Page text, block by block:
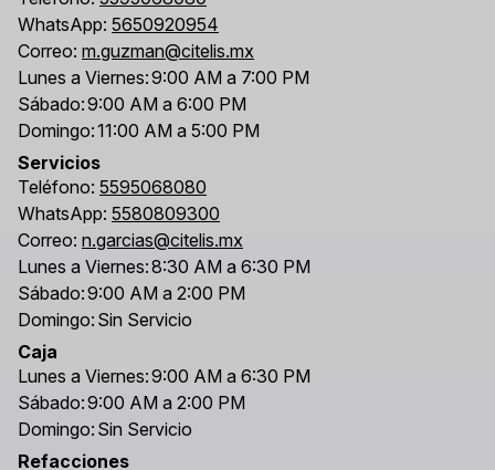
WhatsApp: 5650920954
Correo: m.guzman@citelis.mx
Lunes a Viernes:9:00 AM a 7:00 PM
Sábado:9:00 AM a 6:00 PM
Domingo:11:00 AM a 5:00 PM
Servicios
Teléfono: 5595068080
WhatsApp: 5580809300
Correo: n.garcias@citelis.mx
Lunes a Viernes:8:30 AM a 6:30 PM
Sábado:9:00 AM a 2:00 PM
Domingo: Sin Servicio
Caja
Lunes a Viernes:9:00 AM a 6:30 PM
Sábado:9:00 AM a 2:00 PM
Domingo: Sin Servicio
Refacciones